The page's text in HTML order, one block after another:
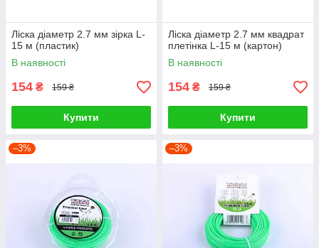
Ліска діаметр 2.7 мм зірка L-
15 м (пластик)
В наявності
154 ₴ 159 ₴
Купити
Ліска діаметр 2.7 мм квадрат
плетінка L-15 м (картон)
В наявності
154 ₴ 159 ₴
Купити
–3% –3%